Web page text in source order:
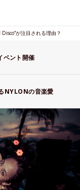
が注目される理由？
ント開催
NYLONの音楽愛